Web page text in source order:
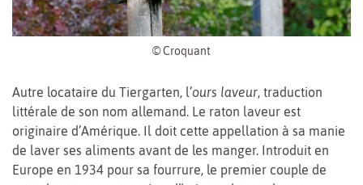
© Croquant
Autre locataire du Tiergarten, l’ours laveur, traduction
littérale de son nom allemand. Le raton laveur est
originaire d’Amérique. Il doit cette appellation à sa manie
de laver ses aliments avant de les manger. Introduit en
Europe en 1934 pour sa fourrure, le premier couple de